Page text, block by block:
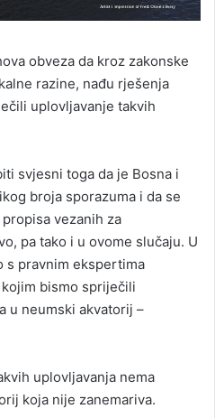
obveza da kroz zakonske
razine, nađu rješenja
uplovljavanje takvih
svjesni toga da je Bosna i
broja sporazuma i da se
vezanih za
pa tako i u ovome slučaju. U
s pravnim ekspertima
bismo spriječili
u neumski akvatorij –
uplovljavanja nema
koja nije zanemariva.